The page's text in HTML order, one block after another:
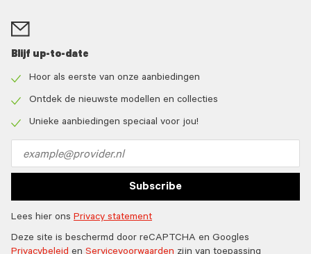
Blijf up-to-date
icon
Hoor als eerste van onze aanbiedingen
icon
Ontdek de nieuwste modellen en collecties
Unieke aanbiedingen speciaal voor jou!
address
Subscribe
Lees hier ons Privacy statement
Deze site is beschermd door reCAPTCHA en Googles